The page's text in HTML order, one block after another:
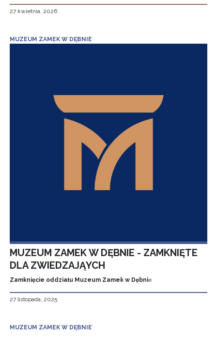
27 kwietnia, 2026
MUZEUM ZAMEK W DĘBNIE
MUZEUM ZAMEK W DĘBNIE - ZAMKNIĘTE
DLA ZWIEDZAJĄYCH
Zamknięcie oddziału Muzeum Zamek w Dębnie
27 listopada, 2025
MUZEUM ZAMEK W DĘBNIE